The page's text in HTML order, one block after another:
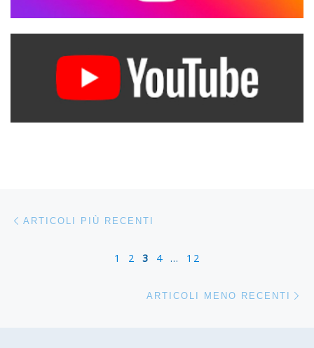
Navigazione articoli
ARTICOLI PIÙ RECENTI
1 2 3 4 … 12
ARTICOLI MENO RECENTI